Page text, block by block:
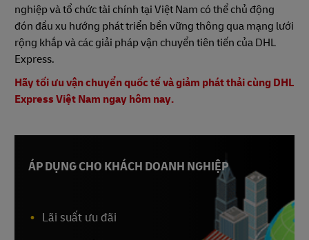
nghiệp và tổ chức tài chính tại Việt Nam có thể chủ động
đón đầu xu hướng phát triển bền vững thông qua mạng lưới
rộng khắp và các giải pháp vận chuyển tiên tiến của DHL
Express.
Hãy tối ưu vận chuyển quốc tế và giảm phát thải cùng DHL
Express Việt Nam ngay hôm nay.
ÁP DỤNG CHO KHÁCH DOANH NGHIỆP
Lãi suất ưu đãi